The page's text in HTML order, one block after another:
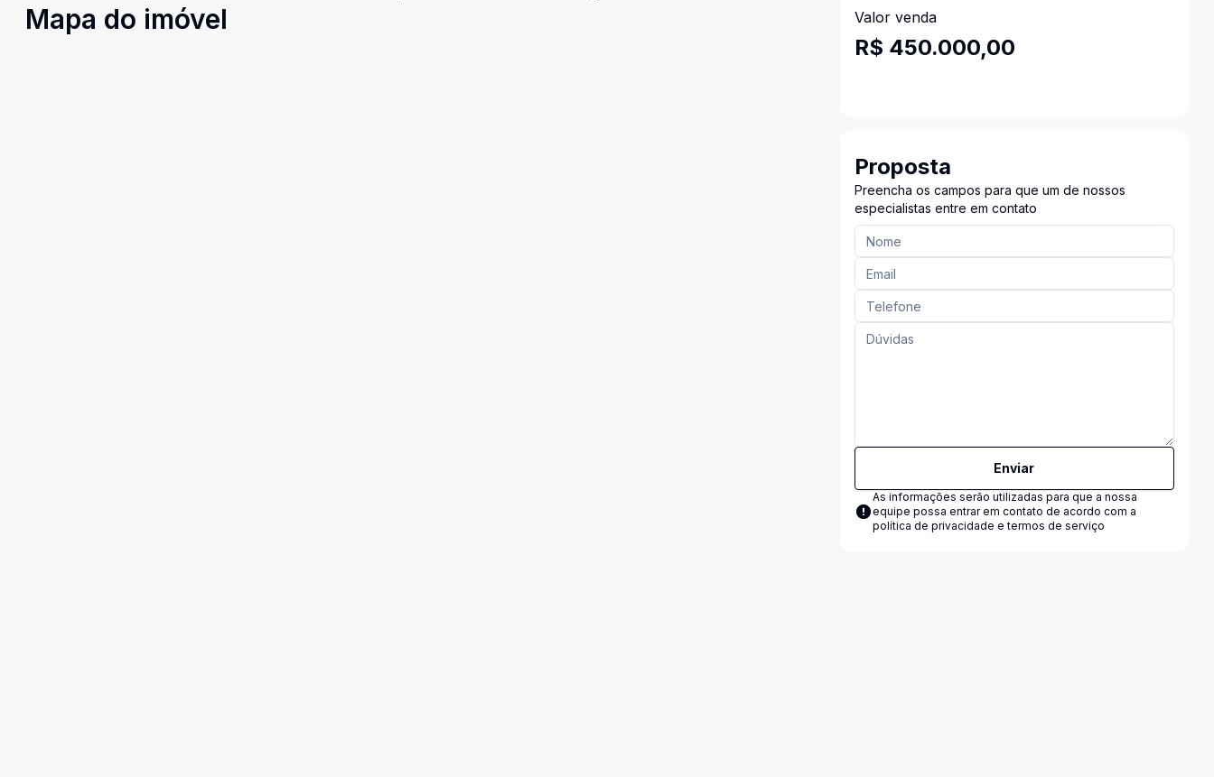
Mapa do imóvel Valor venda
R$ 450.000,00
Proposta
Preencha os campos para que um de nossos
especialistas entre em contato
Enviar
As informações serão utilizadas para que a nossa
equipe possa entrar em contato de acordo com a
política de privacidade e termos de serviço